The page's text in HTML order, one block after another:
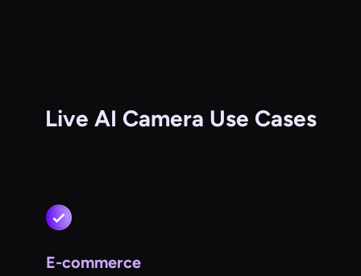
Live AI Camera Use Cases
E-commerce